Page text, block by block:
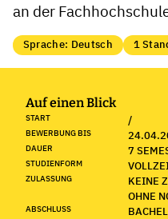
an der
Sprache: Deutsch 1
Auf einen Blick
START /
BEWERBUNG BIS
DAUER 7
STUDIENFORM
ZULASSUNG
KEINE
OHNE
ABSCHLUSS